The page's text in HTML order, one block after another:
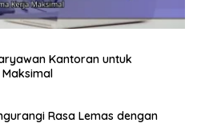
Kantoran untuk
Rasa Lemas dengan